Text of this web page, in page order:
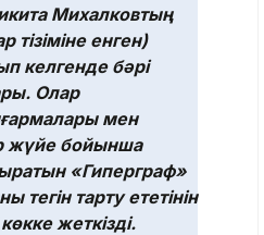
Михалковтың
тізіміне енген)
келгенде бәрі
Олар
мен
жүйе бойынша
«Гиперграф»
тегін тарту ететінін
жеткізді.